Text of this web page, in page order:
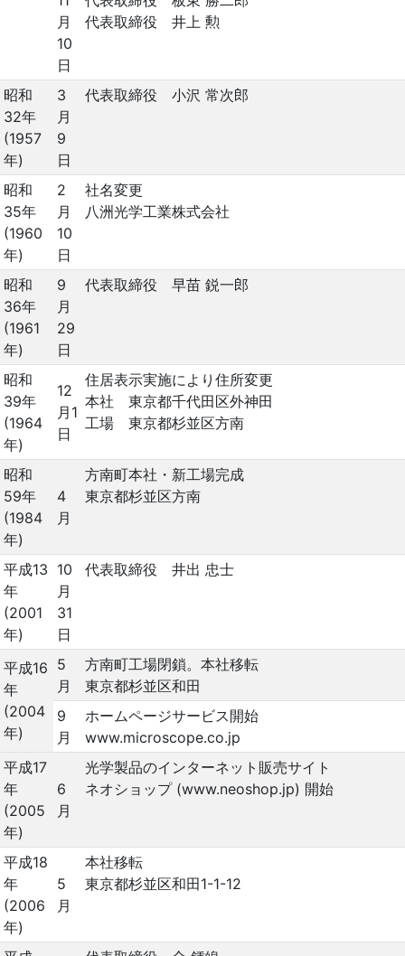
月
10
日
代表取締役 井上 勲
昭和
32年
(1957
年)
3
月
9
日
代表取締役 小沢 常次郎
昭和
35年
(1960
年)
2
月
10
日
社名変更
八洲光学工業株式会社
昭和
36年
(1961
年)
9
月
29
日
代表取締役 早苗 鋭一郎
昭和
39年
(1964
年)
12
月1
日
住居表示実施により住所変更
本社 東京都千代田区外神田
工場 東京都杉並区方南
昭和
59年
(1984
年)
4
月
方南町本社・新工場完成
東京都杉並区方南
平成13
年
(2001
年)
10
月
31
日
代表取締役 井出 忠士
平成16
年
(2004
年)
5
月
方南町工場閉鎖。本社移転
東京都杉並区和田
9
月
ホームページサービス開始
www.microscope.co.jp
平成17
年
(2005
年)
6
月
光学製品のインターネット販売サイト
ネオショップ (www.neoshop.jp) 開始
平成18
年
(2006
年)
5
月
本社移転
東京都杉並区和田1-1-12